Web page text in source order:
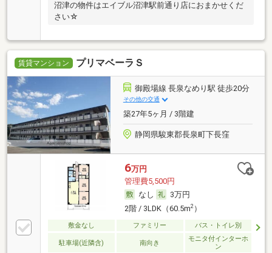
沼津の物件はエイブル沼津駅前通り店におまかせくだ
さい☆
賃貸マンション プリマベーラＳ
御殿場線 長泉なめり駅 徒歩20分
その他の交通
築27年5ヶ月 / 3階建
静岡県駿東郡長泉町下長窪
6万円
管理費5,500円
なし
3万円
2階 / 3LDK（60.5m2）
敷金なし ファミリー バス・トイレ別
駐車場(近隣含) 南向き
モニタ付インターホ
ン